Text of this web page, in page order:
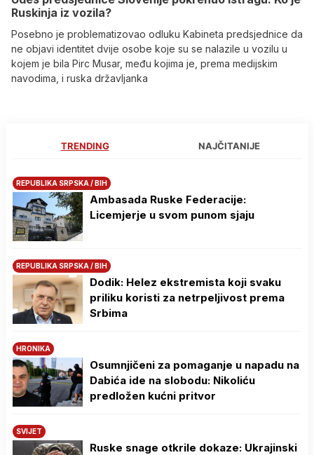
Ruskinja iz vozila?
Posebno je problematizovao odluku Kabineta predsjednice da
ne objavi identitet dvije osobe koje su se nalazile u vozilu u
kojem je bila Pirc Musar, među kojima je, prema medijskim
navodima, i ruska državljanka
TRENDING NAJČITANIJE
REPUBLIKA SRPSKA / BIH
Ambasada Ruske Federacije:
Licemjerje u svom punom sjaju
REPUBLIKA SRPSKA / BIH
Dodik: Helez ekstremista koji svaku
priliku koristi za netrpeljivost prema
Srbima
HRONIKA
Osumnjičeni za pomaganje u napadu na
Dabića ide na slobodu: Nikoliću
predložen kućni pritvor
SVIJET
Ruske snage otkrile dokaze: Ukrajinski